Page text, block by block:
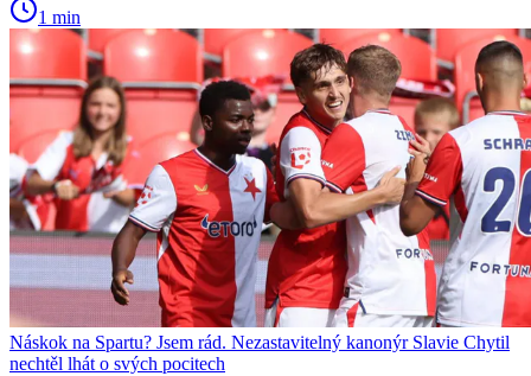
1 min
Náskok na Spartu? Jsem rád. Nezastavitelný kanonýr Slavie Chytil
nechtěl lhát o svých pocitech